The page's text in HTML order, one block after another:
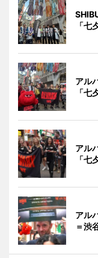
「七
アル
「七
アル
「七
アル
＝渋